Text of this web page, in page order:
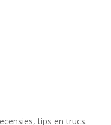
tips en trucs.